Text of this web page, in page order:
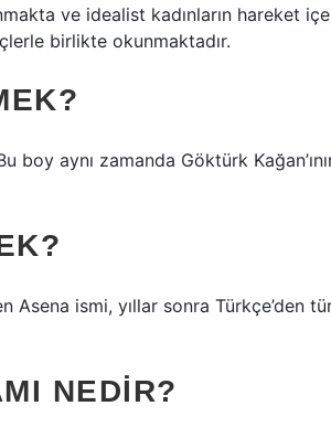
ve idealist kadınların hareket
birlikte okunmaktadır.
boy aynı zamanda Göktürk
Asena ismi, yıllar sonra Türkçe’den
NEDIR?